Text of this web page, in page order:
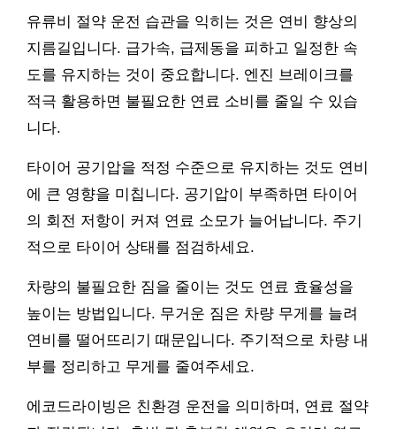
유류비 절약 운전 습관을 익히는 것은 연비 향상의
지름길입니다. 급가속, 급제동을 피하고 일정한 속
도를 유지하는 것이 중요합니다. 엔진 브레이크를
적극 활용하면 불필요한 연료 소비를 줄일 수 있습
니다.
타이어 공기압을 적정 수준으로 유지하는 것도 연비
에 큰 영향을 미칩니다. 공기압이 부족하면 타이어
의 회전 저항이 커져 연료 소모가 늘어납니다. 주기
적으로 타이어 상태를 점검하세요.
차량의 불필요한 짐을 줄이는 것도 연료 효율성을
높이는 방법입니다. 무거운 짐은 차량 무게를 늘려
연비를 떨어뜨리기 때문입니다. 주기적으로 차량 내
부를 정리하고 무게를 줄여주세요.
에코드라이빙은 친환경 운전을 의미하며, 연료 절약